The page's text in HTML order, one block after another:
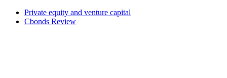
Private equity and venture capital
Cbonds Review